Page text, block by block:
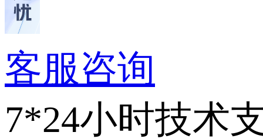
客服咨询
7*24小时技术